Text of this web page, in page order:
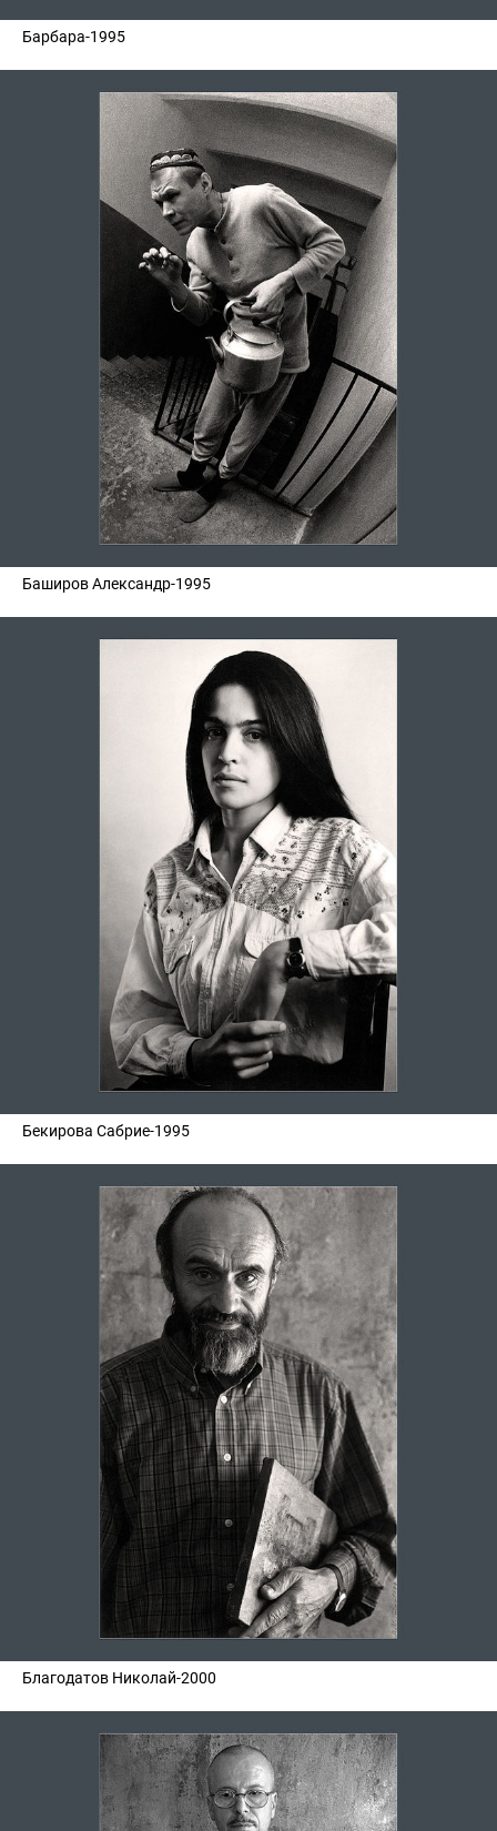
Барбара-1995
Баширов Александр-1995
Бекирова Сабрие-1995
Благодатов Николай-2000